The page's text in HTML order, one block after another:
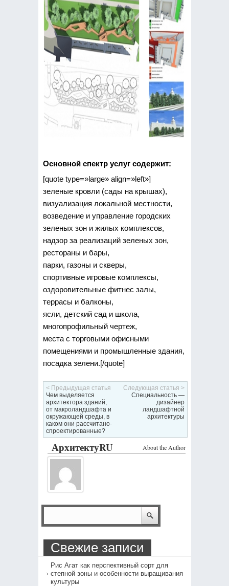
Основной спектр услуг содержит:
[quote type=»large» align=»left»]
зеленые кровли (сады на крышах),
визуализация локальной местности,
возведение и управление городских
зеленых зон и жилых комплексов,
надзор за реализаций зеленых зон,
рестораны и бары,
парки, газоны и скверы,
спортивные игровые комплексы,
оздоровительные фитнес залы,
террасы и балконы,
ясли, детский сад и школа,
многопрофильный чертеж,
места с торговыми офисными
помещениями и промышленные здания,
посадка зелени.[/quote]
< Предыдущая статья
Чем выделяется
архитектора зданий,
от макроландшафта и
окружающей среды, в
каком они рассчитано-
спроектированные?
Следующая статья >
Специальность —
дизайнер
ландшафтной
архитектуры
About the Author
АрхитектуRU
Свежие записи
Рис Агат как перспективный сорт для
степной зоны и особенности выращивания
культуры